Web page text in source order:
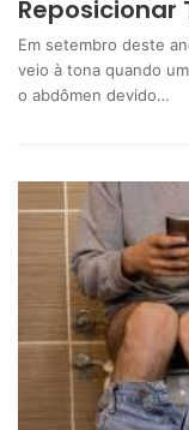
Reposicionar
Em setembro deste
veio à tona quando
o abdômen devido…